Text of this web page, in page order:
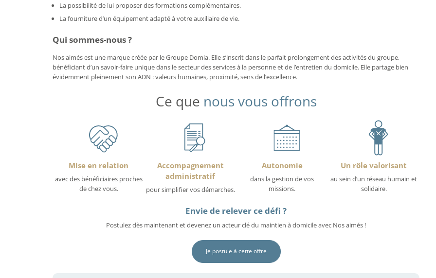
La possibilité de lui proposer des formations complémentaires.
La fourniture d’un équipement adapté à votre auxiliaire de vie.
Qui sommes-nous ?
Nos aimés est une marque créée par le Groupe Domia. Elle s’inscrit dans le parfait prolongement des activités du groupe,
bénéficiant d’un savoir-faire unique dans le secteur des services à la personne et de l’entretien du domicile. Elle partage bien
évidemment pleinement son ADN : valeurs humaines, proximité, sens de l’excellence.
Ce que nous vous offrons
Mise en relation
avec des bénéficiaires proches
de chez vous.
Accompagnement
administratif
pour simplifier vos démarches.
Autonomie
dans la gestion de vos
missions.
Un rôle valorisant
au sein d’un réseau humain et
solidaire.
Envie de relever ce défi ?
Postulez dès maintenant et devenez un acteur clé du maintien à domicile avec Nos aimés !
Je postule à cette offre